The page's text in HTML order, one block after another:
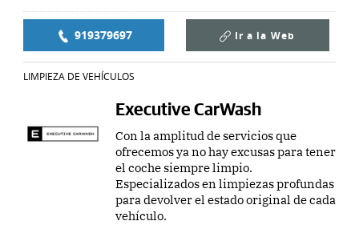
919379697 Ir a la Web
LIMPIEZA DE VEHÍCULOS
Executive CarWash
Con la amplitud de servicios que
ofrecemos ya no hay excusas para tener
el coche siempre limpio.
Especializados en limpiezas profundas
para devolver el estado original de cada
vehículo.